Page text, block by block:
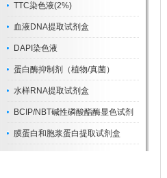
TTC染色液(2%)
血液DNA提取试剂盒
DAPI染色液
蛋白酶抑制剂（植物/真菌）
水样RNA提取试剂盒
BCIP/NBT碱性磷酸酯酶显色试剂
膜蛋白和胞浆蛋白提取试剂盒